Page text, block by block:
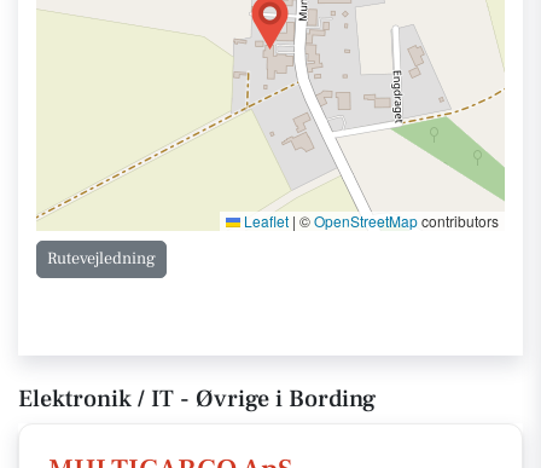
Leaflet | ©OpenStreetMapcontributors
Rutevejledning
Elektronik / IT - Øvrige i Bording